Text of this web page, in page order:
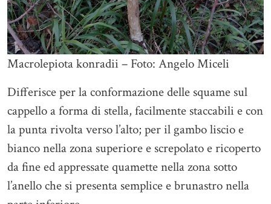
Macrolepiota konradii – Foto: Angelo Miceli
Differisce per la conformazione delle squame sul
cappello a forma di stella, facilmente staccabili e con
la punta rivolta verso l’alto; per il gambo liscio e
bianco nella zona superiore e screpolato e ricoperto
da fine ed appressate quamette nella zona sotto
l’anello che si presenta semplice e brunastro nella